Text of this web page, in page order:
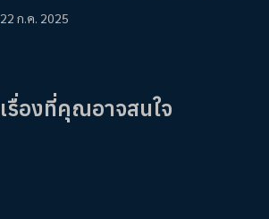
22 ก.ค. 2025
เรื่องที่คุณอาจสนใจ